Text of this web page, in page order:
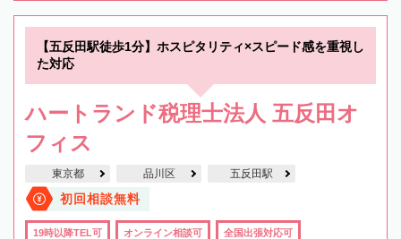
【五反田駅徒歩1分】ホスピタリティ×スピード感を重視し
た対応
ハートランド税理士法人 五反田オ
フィス
東京都 品川区 五反田駅
初回相談無料
19時以降TEL可 オンライン相談可 全国出張対応可